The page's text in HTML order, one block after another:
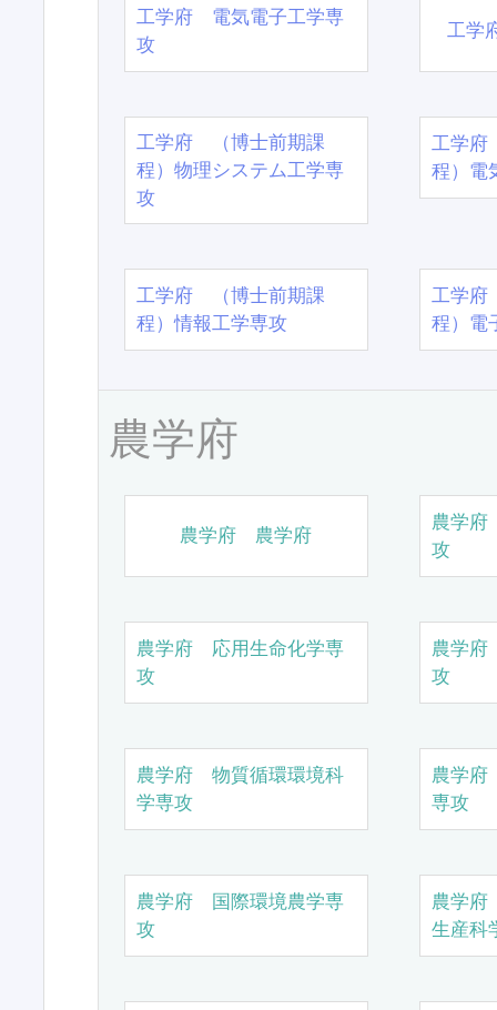
工学府 電気電子工学専
攻
工学
工学府 （博士前期課
程）物理システム工学専
攻
工学
程）電
工学府 （博士前期課
程）情報工学専攻
工学
程）電
農学府
農学府 農学府
農学
攻
農学府 応用生命化学専
攻
農学
攻
農学府 物質循環環境科
学専攻
農学
専攻
農学府 国際環境農学専
攻
農学
生産科